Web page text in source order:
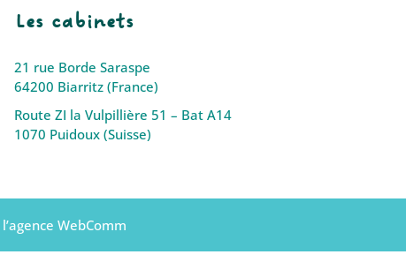
Les cabinets
21 rue Borde Saraspe
64200 Biarritz (France)
Route ZI la Vulpillière 51 – Bat A14
1070 Puidoux (Suisse)
l’agence WebComm